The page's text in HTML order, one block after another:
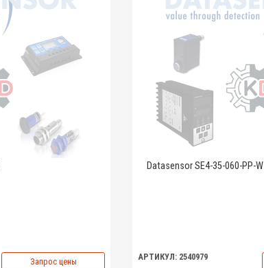
Запрос цены
Datasensor SE4-35-060-PP-W
АРТИКУЛ: 2540979